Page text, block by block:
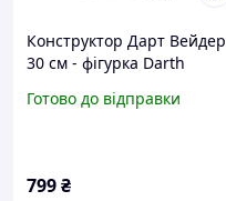
Конструктор Дарт Вейдер
30 см - фігурка Darth
(Star Wars), збірна модель
Готово до відправки
799₴